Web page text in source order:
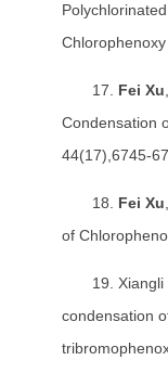
17. Fei Xu
Condensation
44(17),6745-
18. Fei Xu
of
19. Xiangli
condensation